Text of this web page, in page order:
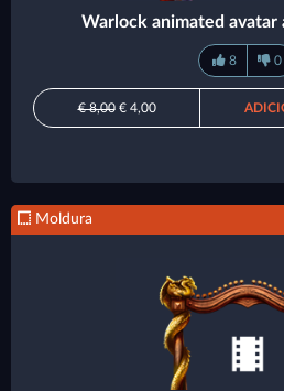
Warlock animated avatar
8 0
€ 8,00€ 4,00
Moldura